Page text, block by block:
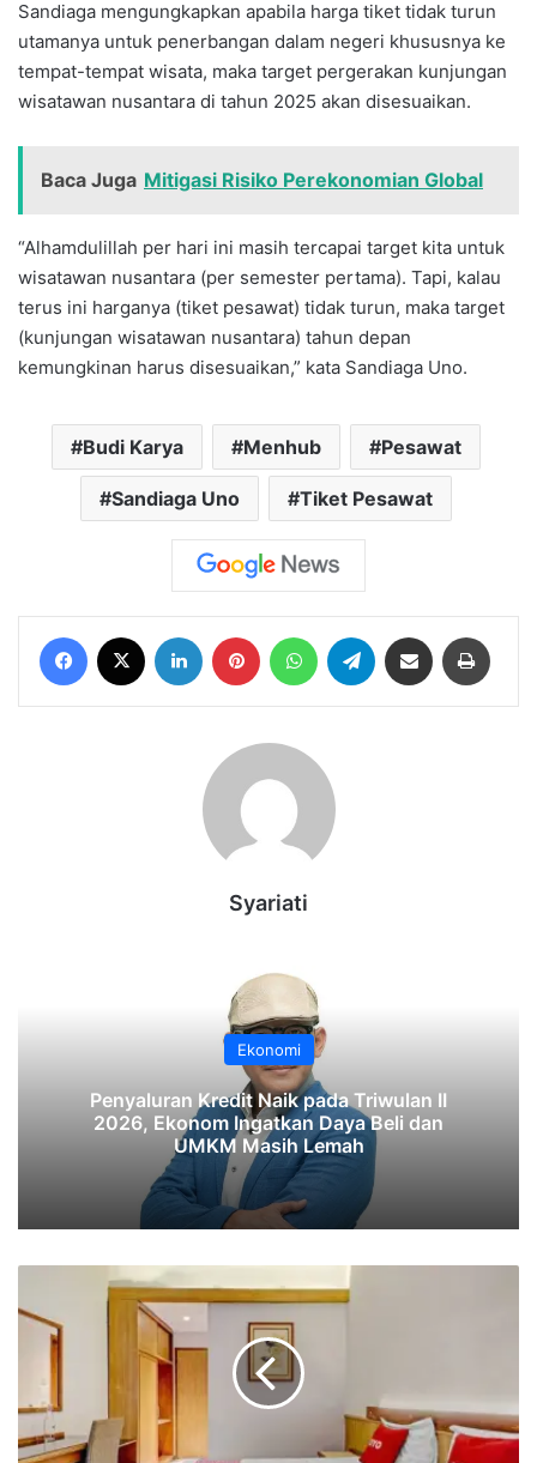
Sandiaga mengungkapkan apabila harga tiket tidak turun
utamanya untuk penerbangan dalam negeri khususnya ke
tempat-tempat wisata, maka target pergerakan kunjungan
wisatawan nusantara di tahun 2025 akan disesuaikan.
Baca Juga Mitigasi Risiko Perekonomian Global
“Alhamdulillah per hari ini masih tercapai target kita untuk
wisatawan nusantara (per semester pertama). Tapi, kalau
terus ini harganya (tiket pesawat) tidak turun, maka target
(kunjungan wisatawan nusantara) tahun depan
kemungkinan harus disesuaikan,” kata Sandiaga Uno.
Budi Karya Menhub Pesawat
Sandiaga Uno Tiket Pesawat
Facebook LinkedIn Pinterest WhatsAppTelegram Share via Email
Syariati
Ekonomi
‎Penyaluran Kredit Naik pada Triwulan II
2026, Ekonom Ingatkan Daya Beli dan
UMKM Masih Lemah‎‎
Proyeksi
Pada
Properti
yang
Dioperasikan